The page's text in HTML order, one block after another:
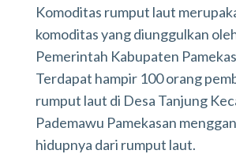
Komoditas rumput laut
komoditas yang diunggulkan
Pemerintah Kabupaten
Terdapat hampir 100 orang
rumput laut di Desa Tanjung
Pademawu Pamekasan
hidupnya dari rumput laut.